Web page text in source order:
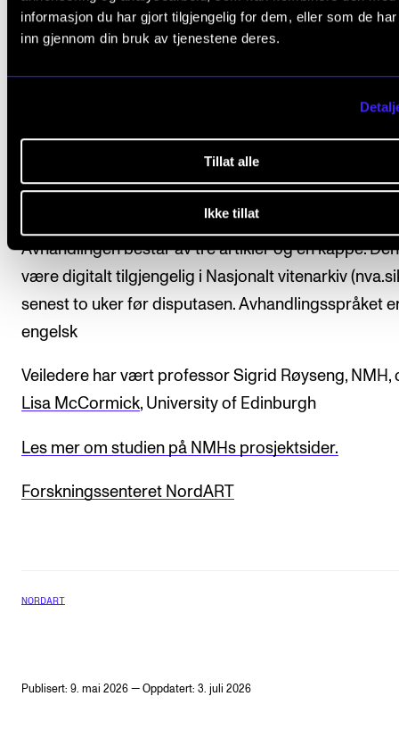
informasjon du har gjort tilgjengelig for dem, eller som de
inn gjennom din bruk av tjenestene deres.
Tillat alle
Ikke tillat
Om avhandlingen
Avhandlingen består av tre artikler og en kappe.
være digitalt tilgjengelig i Nasjonalt vitenarkiv
senest to uker før disputasen. Avhandlingsspråket
engelsk
Veiledere har vært professor Sigrid Røyseng, NMH,
Lisa McCormick, University of Edinburgh
Les mer om studien på NMHs prosjektsider.
Forskningssenteret NordART
NORDART
Publisert: 9. mai 2026 — Oppdatert: 3. juli 2026